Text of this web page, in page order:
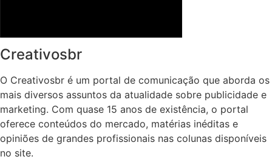
Creativosbr
O Creativosbr é um portal de comunicação que aborda os
mais diversos assuntos da atualidade sobre publicidade e
marketing. Com quase 15 anos de existência, o portal
oferece conteúdos do mercado, matérias inéditas e
opiniões de grandes profissionais nas colunas disponíveis
no site.